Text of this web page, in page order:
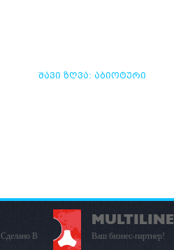
ᲨᲐᲕᲘ ᲖᲦᲕᲐ: ᲐᲑᲘᲝᲢᲣᲠᲘ
Сделано В
MULTILINE
Ваш бизнес-партнер!